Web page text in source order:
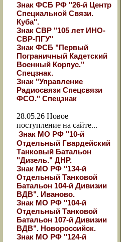
Знак ФСБ РФ "26-й Центр
Специальной Связи.
Куба".
Знак СВР "105 лет ИНО-
СВР-ПГУ"
Знак ФСБ "Первый
Пограничный Кадетский
Военный Корпус."
Спецзнак.
Знак "Управление
Радиосвязи Спецсвязи
ФСО." Спецзнак
28.05.26 Новое
поступление на сайте...
Знак МО РФ "10-й
Отдельный Гвардейский
Танковый Батальон
"Дизель." ДНР.
Знак МО РФ "134-й
Отдельный Танковой
Батальон 104-й Дивизии
ВДВ". Иваново.
Знак МО РФ "104-й
Отдельный Танковой
Батальон 107-й Дивизии
ВДВ". Новороссийск.
Знак МО РФ "124-й